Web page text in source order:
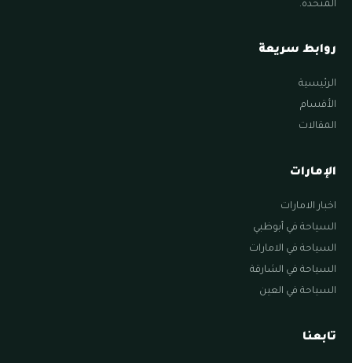
المتحدة.
روابط سريعة
الرئيسية
الأقسام
المقالات
الإمارات
اخبار الامارات
السياحة في أبوظبي
السياحة في الامارات
السياحة في الشارقة
السياحة في العين
تابعنا